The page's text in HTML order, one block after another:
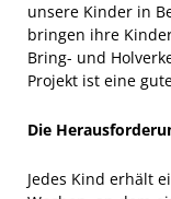
unsere Kinder in
bringen ihre
Bring- und
Projekt ist eine
Die
Jedes Kind erhält